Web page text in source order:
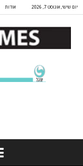
יום שישי, אוגוסט 7, 2026 אודות